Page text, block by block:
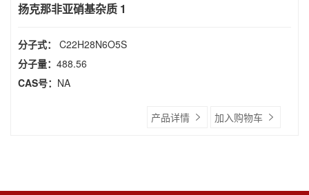
扬克那非亚硝基杂质 1
分子式： C22H28N6O5S
分子量： 488.56
CAS号： NA
产品详情 加入购物车